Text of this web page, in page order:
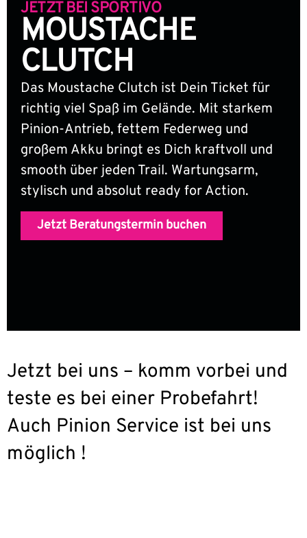
JETZT BEI SPORTIVO
MOUSTACHE
CLUTCH
Das Moustache Clutch ist Dein Ticket für
richtig viel Spaß im Gelände. Mit starkem
Pinion-Antrieb, fettem Federweg und
großem Akku bringt es Dich kraftvoll und
smooth über jeden Trail. Wartungsarm,
stylisch und absolut ready for Action.
Jetzt Beratungstermin buchen
Jetzt bei uns – komm vorbei und
teste es bei einer Probefahrt!
Auch Pinion Service ist bei uns
möglich !